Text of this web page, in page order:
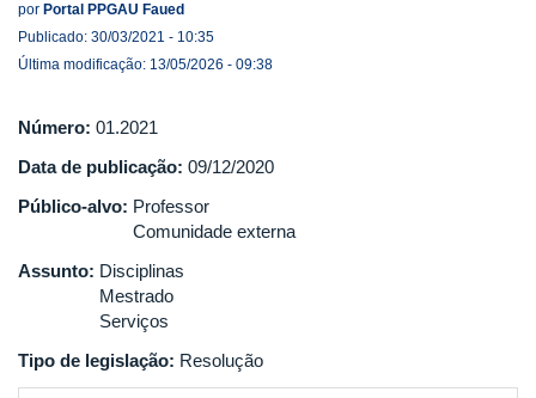
por Portal PPGAU Faued
Publicado: 30/03/2021 - 10:35
Última modificação: 13/05/2026 - 09:38
Número: 01.2021
Data de publicação: 09/12/2020
Público-alvo: Professor
Comunidade externa
Assunto: Disciplinas
Mestrado
Serviços
Tipo de legislação: Resolução